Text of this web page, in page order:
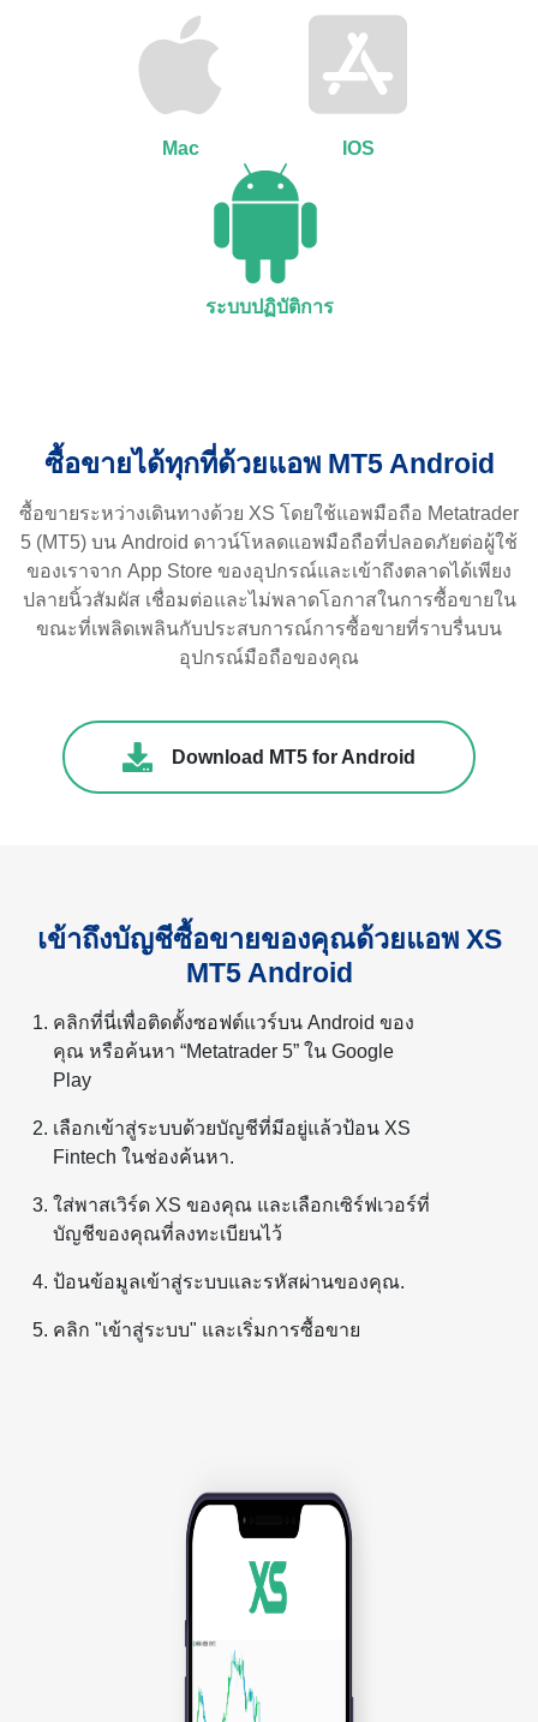
Mac IOS
ระบบปฏิบัติการ
ซื้อขายได้ทุกที่ด้วยแอพ MT5 Android
ซื้อขายระหว่างเดินทางด้วย XS โดยใช้แอพมือถือ Metatrader
5 (MT5) บน Android ดาวน์โหลดแอพมือถือที่ปลอดภัยต่อผู้ใช้
ของเราจาก App Store ของอุปกรณ์และเข้าถึงตลาดได้เพียง
ปลายนิ้วสัมผัส เชื่อมต่อและไม่พลาดโอกาสในการซื้อขายใน
ขณะที่เพลิดเพลินกับประสบการณ์การซื้อขายที่ราบรื่นบน
อุปกรณ์มือถือของคุณ
Download MT5 for Android
เข้าถึงบัญชีซื้อขายของคุณด้วยแอพ XS
MT5 Android
คลิกที่นี่เพื่อติดตั้งซอฟต์แวร์บน Android ของ
คุณ หรือค้นหา “Metatrader 5” ใน Google
Play
เลือกเข้าสู่ระบบด้วยบัญชีที่มีอยู่แล้วป้อน XS
Fintech ในช่องค้นหา.
ใส่พาสเวิร์ด XS ของคุณ และเลือกเซิร์ฟเวอร์ที่
บัญชีของคุณที่ลงทะเบียนไว้
ป้อนข้อมูลเข้าสู่ระบบและรหัสผ่านของคุณ.
คลิก "เข้าสู่ระบบ" และเริ่มการซื้อขาย